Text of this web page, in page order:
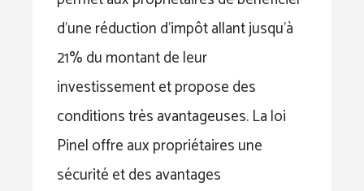
d’une réduction d’impôt allant jusqu’à
21% du montant de leur
investissement et propose des
conditions très avantageuses. La loi
Pinel offre aux propriétaires une
sécurité et des avantages